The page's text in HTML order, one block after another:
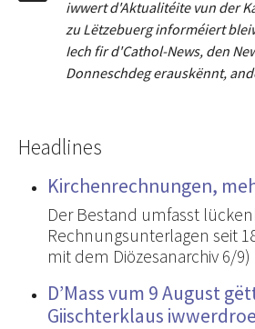
iwwert d'Aktualitéite vun der
zu Lëtzebuerg informéiert
Iech fir d'Cathol-News, den
Donneschdeg erauskënnt,
Headlines
Kirchenrechnungen,
Der Bestand umfasst
Rechnungsunterlagen seit
mit dem Diözesanarchiv 6/9)
D’Mass vum 9 August
Giischterklaus